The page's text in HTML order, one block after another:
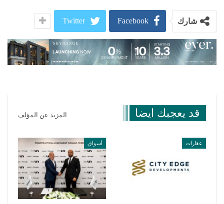
شارك Facebook
Twitter
قد يعجبك ايضا المزيد عن المؤلف
عقارات أسواق